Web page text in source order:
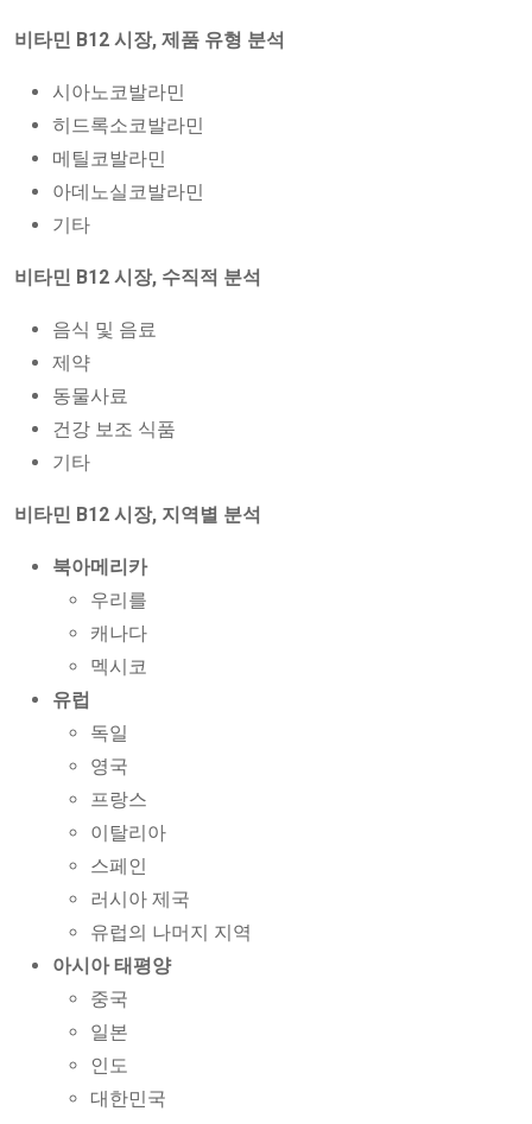
비타민 B12 시장, 제품 유형 분석
시아노코발라민
히드록소코발라민
메틸코발라민
아데노실코발라민
기타
비타민 B12 시장, 수직적 분석
음식 및 음료
제약
동물사료
건강 보조 식품
기타
비타민 B12 시장, 지역별 분석
북아메리카
우리를
캐나다
멕시코
유럽
독일
영국
프랑스
이탈리아
스페인
러시아 제국
유럽의 나머지 지역
아시아 태평양
중국
일본
인도
대한민국